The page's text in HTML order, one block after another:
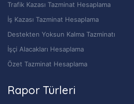
Trafik Kazası Tazminat Hesaplama
İş Kazası Tazminat Hesaplama
Destekten Yoksun Kalma Tazminatı
İşçi Alacakları Hesaplama
Özet Tazminat Hesaplama
Rapor Türleri